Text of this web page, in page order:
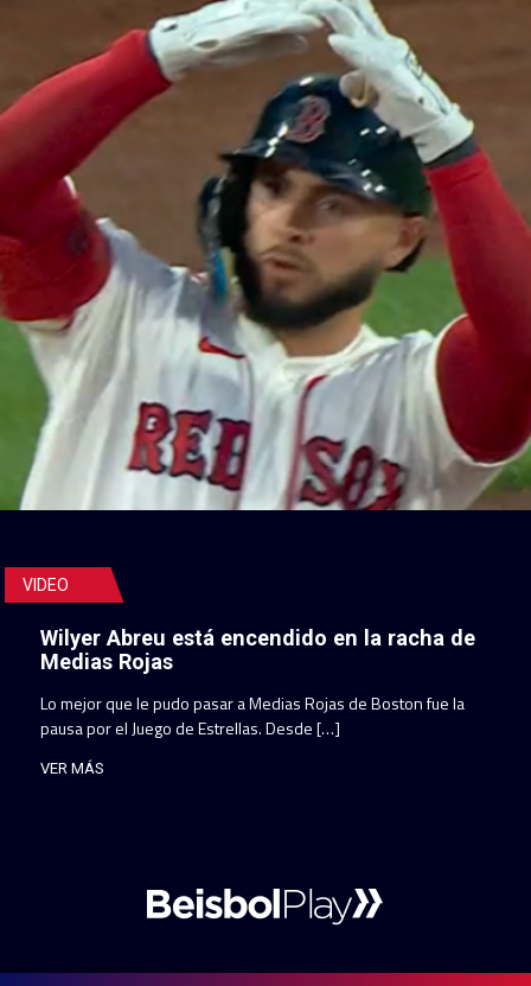
VIDEO
Wilyer Abreu está encendido en la racha de
Medias Rojas
Lo mejor que le pudo pasar a Medias Rojas de Boston fue la
pausa por el Juego de Estrellas. Desde […]
VER MÁS